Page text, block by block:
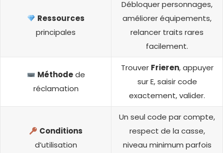
Ressources
principales
Débloquer personnages,
améliorer équipements,
relancer traits rares
facilement.
Méthodede
réclamation
Trouver Frieren, appuyer
sur E, saisir code
exactement, valider.
Conditions
d’utilisation
Un seul code par compte,
respect de la casse,
niveau minimum parfois